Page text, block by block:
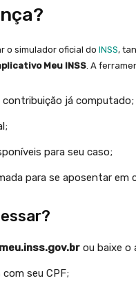
o simulador oficial do INSS,
Meu INSS. A
contribuição já computado;
para seu caso;
para se aposentar em
meu.inss.gov.br ou baixe o
com seu CPF;